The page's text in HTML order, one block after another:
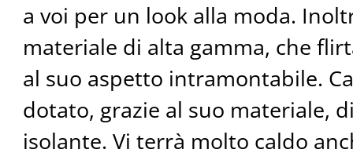
a voi per un look alla moda.
materiale di alta gamma, che
al suo aspetto intramontabile.
dotato, grazie al suo materiale,
isolante. Vi terrà molto caldo